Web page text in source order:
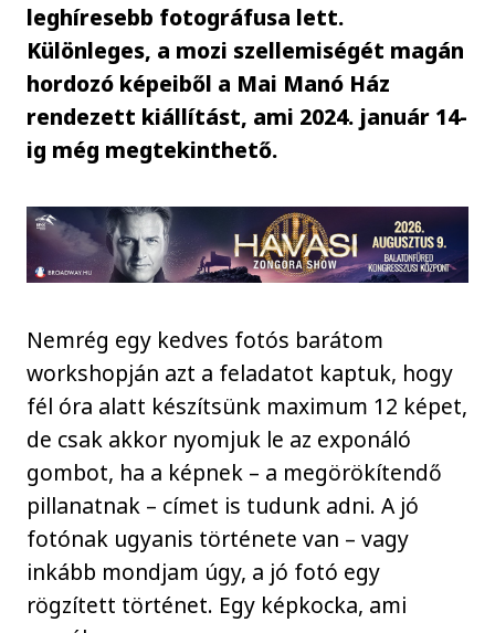
leghíresebb fotográfusa lett.
Különleges, a mozi szellemiségét magán
hordozó képeiből a Mai Manó Ház
rendezett kiállítást, ami 2024. január 14-
ig még megtekinthető.
Nemrég egy kedves fotós barátom
workshopján azt a feladatot kaptuk, hogy
fél óra alatt készítsünk maximum 12 képet,
de csak akkor nyomjuk le az exponáló
gombot, ha a képnek – a megörökítendő
pillanatnak – címet is tudunk adni. A jó
fotónak ugyanis története van – vagy
inkább mondjam úgy, a jó fotó egy
rögzített történet. Egy képkocka, ami